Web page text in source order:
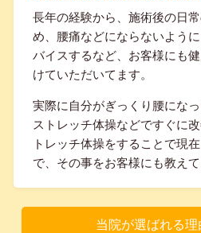
長年の経験から、施術後の日
め、腰痛などにならないよう
バイスするなど、お客様にも
けていただいてます。
実際に自分がぎっくり腰にな
ストレッチ体操などですぐに
トレッチ体操をすることで現
で、その事をお客様にも教えて
当院が選ばれる